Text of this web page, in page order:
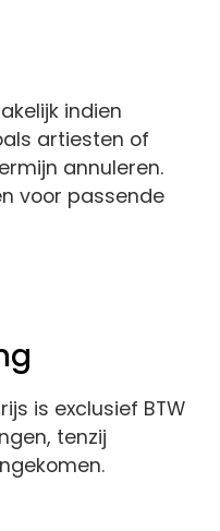
indien
artiesten of
annuleren.
voor passende
is exclusief BTW
tenzij